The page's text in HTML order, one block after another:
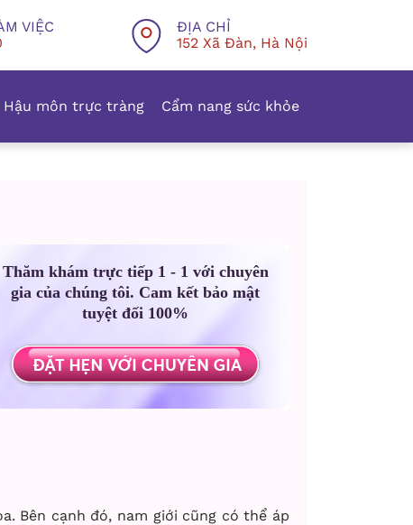
VIỆC
ĐỊA CHỈ
152 Xã Đàn, Hà Nội
Hậu môn trực tràng Cẩm nang sức khỏe
Thăm khám trực tiếp 1 - 1 với chuyên
gia của chúng tôi. Cam kết bảo mật
tuyệt đối 100%
Bên cạnh đó, nam giới cũng có thể áp